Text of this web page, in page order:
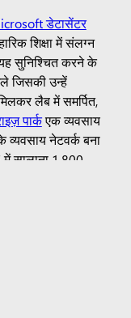
डेटासेंटर
शिक्षा में संलग्न
सुनिश्चित करने के
जिसकी उन्हें
लैब में समर्पित,
पार्कएक व्यवसाय
नेटवर्क बना
सालाना 1,800